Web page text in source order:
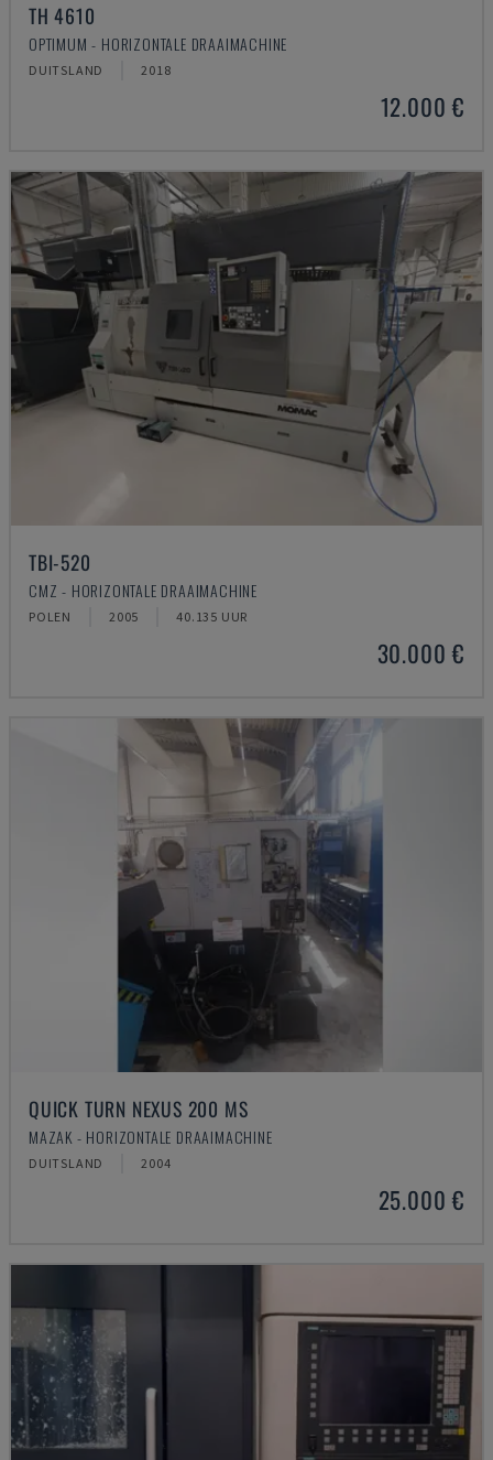
TH 4610
OPTIMUM - HORIZONTALE DRAAIMACHINE
DUITSLAND 2018
12.000 €
TBI-520
CMZ - HORIZONTALE DRAAIMACHINE
POLEN 2005 40.135 UUR
30.000 €
QUICK TURN NEXUS 200 MS
MAZAK - HORIZONTALE DRAAIMACHINE
DUITSLAND 2004
25.000 €